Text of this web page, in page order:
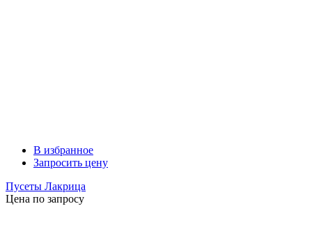
В избранное
Запросить цену
Пусеты Лакрица
Цена по запросу